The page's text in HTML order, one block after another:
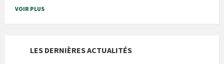
VOIR PLUS
LES DERNIÈRES ACTUALITÉS